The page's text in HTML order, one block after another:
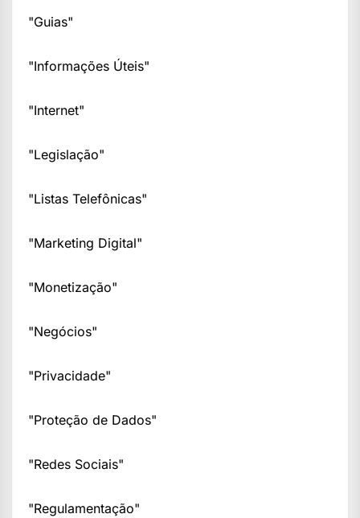
"Guias"
"Informações Úteis"
"Internet"
"Legislação"
"Listas Telefônicas"
"Marketing Digital"
"Monetização"
"Negócios"
"Privacidade"
"Proteção de Dados"
"Redes Sociais"
"Regulamentação"